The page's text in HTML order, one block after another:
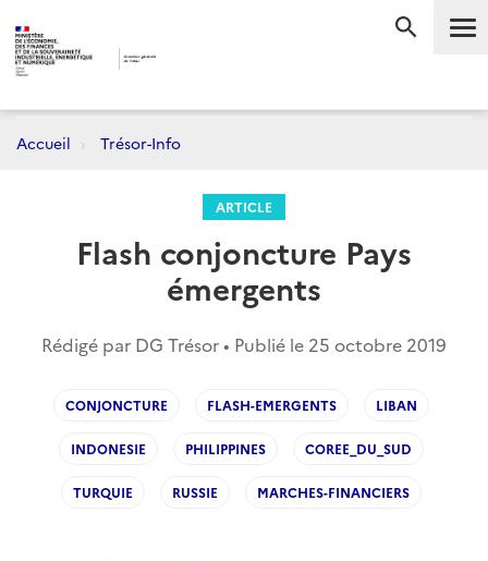
Accueil Trésor-Info
ARTICLE
Flash conjoncture Pays
émergents
Rédigé par DG Trésor • Publié le 25 octobre 2019
CONJONCTURE FLASH-EMERGENTS LIBAN
INDONESIE PHILIPPINES COREE_DU_SUD
TURQUIE RUSSIE MARCHES-FINANCIERS